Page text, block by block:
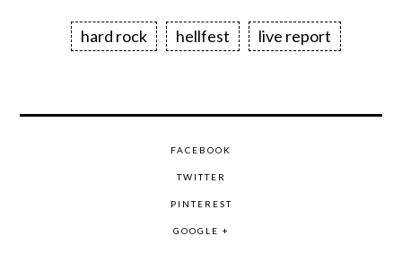
hard rock hellfest live report
FACEBOOK
TWITTER
PINTEREST
GOOGLE +